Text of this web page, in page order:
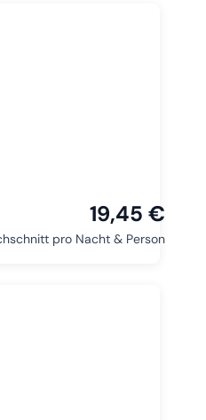
19,45 €
pro Nacht & Person